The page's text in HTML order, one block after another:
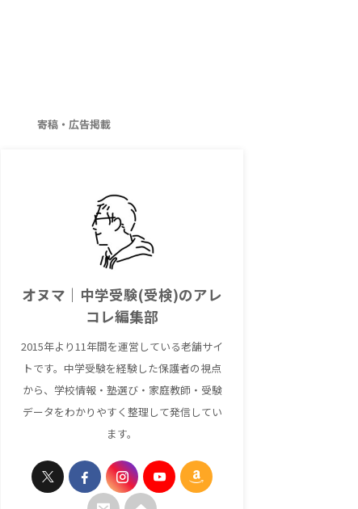
寄稿・広告掲載
オヌマ｜中学受験(受検)のアレ
コレ編集部
2015年より11年間を運営している老舗サイ
トです。中学受験を経験した保護者の視点
から、学校情報・塾選び・家庭教師・受験
データをわかりやすく整理して発信してい
ます。